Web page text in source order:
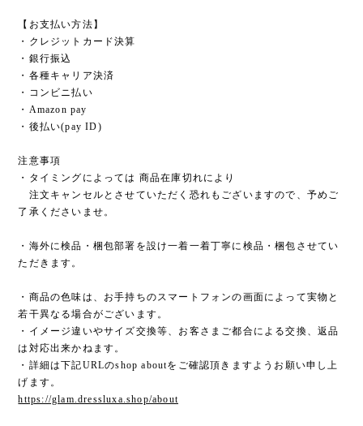
【お支払い方法】
・クレジットカード決算
・銀行振込
・各種キャリア決済
・コンビニ払い
・Amazon pay
・後払い(pay ID)
注意事項
・タイミングによっては 商品在庫切れにより
注文キャンセルとさせていただく恐れもございますので、予めご
了承くださいませ。
・海外に検品・梱包部署を設け一着一着丁寧に検品・梱包させてい
ただきます。
・商品の色味は、お手持ちのスマートフォンの画面によって実物と
若干異なる場合がございます。
・イメージ違いやサイズ交換等、お客さまご都合による交換、返品
は対応出来かねます。
・詳細は下記URLのshop aboutをご確認頂きますようお願い申し上
げます。
https://glam.dressluxa.shop/about